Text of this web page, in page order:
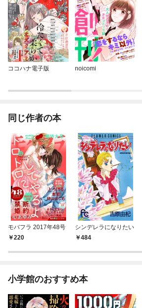
ココハナ電子版 noicomi
同じ作者の本
モバフラ 2017年48号
220
シンデレラになりたい
484
小学館のおすすめ本